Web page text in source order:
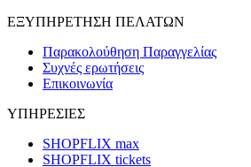
ΕΞΥΠΗΡΕΤΗΣΗ ΠΕΛΑΤΩΝ
Παρακολούθηση Παραγγελίας
Συχνές ερωτήσεις
Επικοινωνία
ΥΠΗΡΕΣΙΕΣ
SHOPFLIX max
SHOPFLIX tickets